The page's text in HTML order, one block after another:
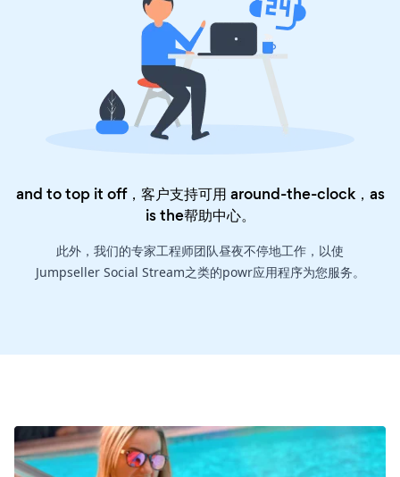
and to top it off，客户支持可用 around-the-clock，as
is the帮助中心。
此外，我们的专家工程师团队昼夜不停地工作，以使
Jumpseller Social Stream之类的powr应用程序为您服务。